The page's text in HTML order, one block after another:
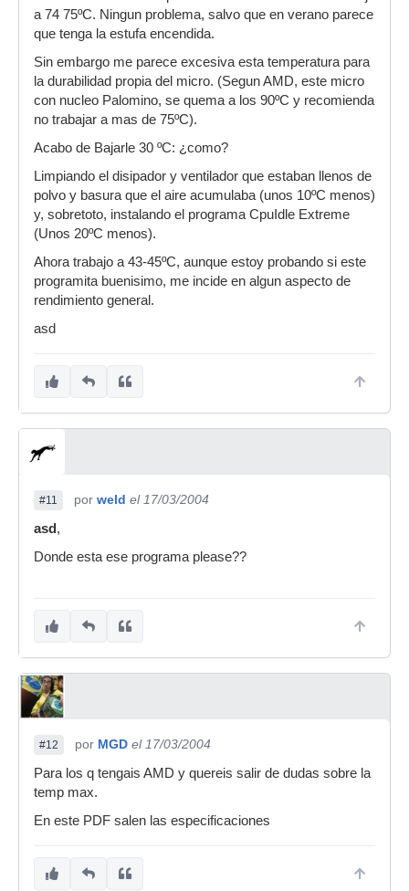
a 74 75ºC. Ningun problema, salvo que en verano parece
que tenga la estufa encendida.
Sin embargo me parece excesiva esta temperatura para
la durabilidad propia del micro. (Segun AMD, este micro
con nucleo Palomino, se quema a los 90ºC y recomienda
no trabajar a mas de 75ºC).
Acabo de Bajarle 30 ºC: ¿como?
Limpiando el disipador y ventilador que estaban llenos de
polvo y basura que el aire acumulaba (unos 10ºC menos)
y, sobretoto, instalando el programa CpuIdle Extreme
(Unos 20ºC menos).
Ahora trabajo a 43-45ºC, aunque estoy probando si este
programita buenisimo, me incide en algun aspecto de
rendimiento general.
asd
#11 por weld el 17/03/2004
asd ,
Donde esta ese programa please??
#12 por MGD el 17/03/2004
Para los q tengais AMD y quereis salir de dudas sobre la
temp max.
En este PDF salen las especificaciones